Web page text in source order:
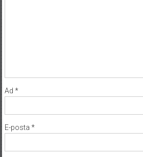
Ad *
E-posta *